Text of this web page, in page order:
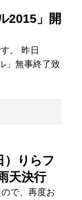
2015」開
。 昨日
」無事終了致
）りらフ
天決行
で、再度お